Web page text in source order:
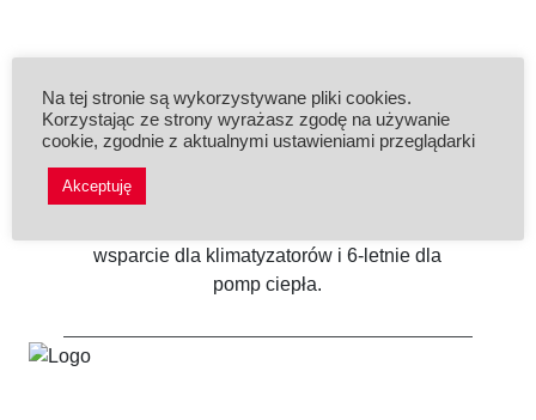
Wysoka jakość
Nasze urządzenia składamy z wysokiej
wsparcie dla klimatyzatorów i 6-letnie dla
pomp ciepła.
Na tej stronie są wykorzystywane pliki cookies.
Korzystając ze strony wyrażasz zgodę na używanie
cookie, zgodnie z aktualnymi ustawieniami przeglądarki
Akceptuję